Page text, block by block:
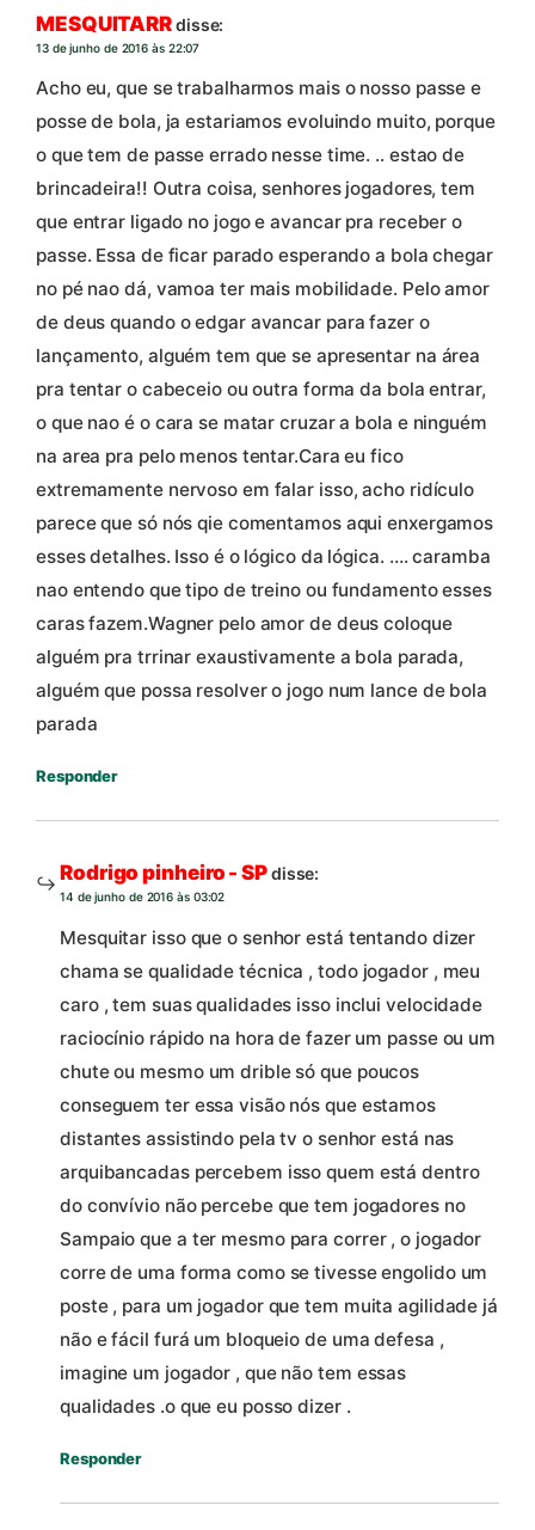
MESQUITARRdisse:
13 de junho de 2016 às 22:07
Acho eu, que se trabalharmos mais o nosso passe e
posse de bola, ja estariamos evoluindo muito, porque
o que tem de passe errado nesse time. .. estao de
brincadeira!! Outra coisa, senhores jogadores, tem
que entrar ligado no jogo e avancar pra receber o
passe. Essa de ficar parado esperando a bola chegar
no pé nao dá, vamoa ter mais mobilidade. Pelo amor
de deus quando o edgar avancar para fazer o
lançamento, alguém tem que se apresentar na área
pra tentar o cabeceio ou outra forma da bola entrar,
o que nao é o cara se matar cruzar a bola e ninguém
na area pra pelo menos tentar.Cara eu fico
extremamente nervoso em falar isso, acho ridículo
parece que só nós qie comentamos aqui enxergamos
esses detalhes. Isso é o lógico da lógica. …. caramba
nao entendo que tipo de treino ou fundamento esses
caras fazem.Wagner pelo amor de deus coloque
alguém pra trrinar exaustivamente a bola parada,
alguém que possa resolver o jogo num lance de bola
parada
Responder
Rodrigo pinheiro - SPdisse:
14 de junho de 2016 às 03:02
Mesquitar isso que o senhor está tentando dizer
chama se qualidade técnica , todo jogador , meu
caro , tem suas qualidades isso inclui velocidade
raciocínio rápido na hora de fazer um passe ou um
chute ou mesmo um drible só que poucos
conseguem ter essa visão nós que estamos
distantes assistindo pela tv o senhor está nas
arquibancadas percebem isso quem está dentro
do convívio não percebe que tem jogadores no
Sampaio que a ter mesmo para correr , o jogador
corre de uma forma como se tivesse engolido um
poste , para um jogador que tem muita agilidade já
não e fácil furá um bloqueio de uma defesa ,
imagine um jogador , que não tem essas
qualidades .o que eu posso dizer .
Responder